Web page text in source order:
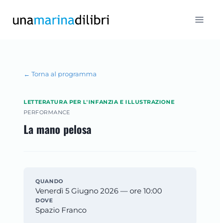
← Torna al programma
LETTERATURA PER L'INFANZIA E ILLUSTRAZIONE
PERFORMANCE
La mano pelosa
QUANDO
Venerdì 5 Giugno 2026 — ore 10:00
DOVE
Spazio Franco